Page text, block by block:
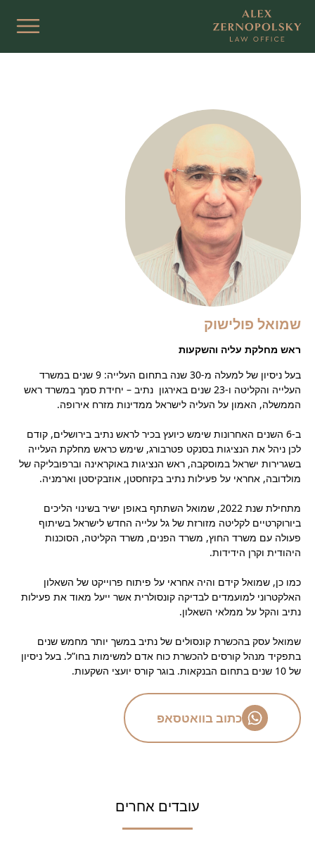
שמואל פולישוק
ראש מחלקת עליה והשקעות
בעל ניסיון של למעלה מ-30 שנה בתחום העלייה: 9 שנים במשרד
העלייה והקליטה ו-23 שנים באירגון נתיב – יחידת סמך במשרד ראש
הממשלה, האמון על העליה לישראל ממדינות מזרח אירופה.
ב-6 השנים האחרונות שימש כיועץ בכיר לראש נתיב בירושלים, קודם
לכן ניהל את הנציגות בסנקט פטרבורג, שימש כראש מחלקת העלייה
בשגרירות ישראל במוסקבה, ראש הנציגות באוקראינה וברפובליקה של
מולדובה, אחראי על פעילות נתיב בקזחסטן, אוזבקיסטן וארמניה.
מתחילת שנת 2022, שמואל השתתף באופן ישיר בשינוי הליכים
ביורוקרטיים לקליטה מזורזת של גל עלייה החדש לישראל בשיתוף
פעולה עם משרד החוץ, משרד הפנים, משרד הקליטה, הסוכנות
היהודית וקרן הידידות.
כמו כן, שמואל קידם והיה אחראי על פיתוח פרוייקט של השאלון
האלקטרוני למועמדים לבדיקה קונסולרית אשר ייעל מאוד את פעילות
נתיב והקל על ממלאי השאלון.
שמואל עסק בהכשרת קונסולים של נתיב במשך יותר מחמש שנים
בתפקיד מנהל קורסים להכשרת כוח אדם למשימות בחו”ל. בעל ניסיון
של 10 שנים בתחום הבנקאות. בוגר קורס יועצי השקעות.
כתוב בוואטסאפ
עובדים אחרים